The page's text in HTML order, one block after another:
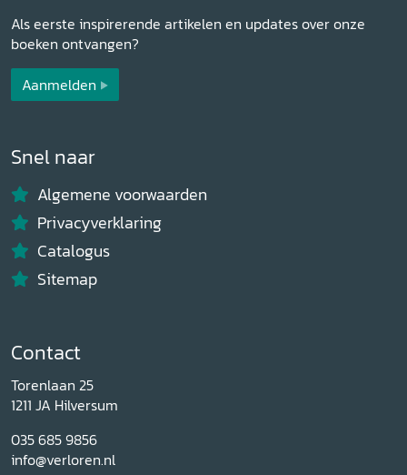
Als eerste inspirerende artikelen en updates over onze
boeken ontvangen?
Aanmelden
Snel naar
Algemene voorwaarden
Privacyverklaring
Catalogus
Sitemap
Contact
Torenlaan 25
1211 JA Hilversum
035 685 9856
info@verloren.nl